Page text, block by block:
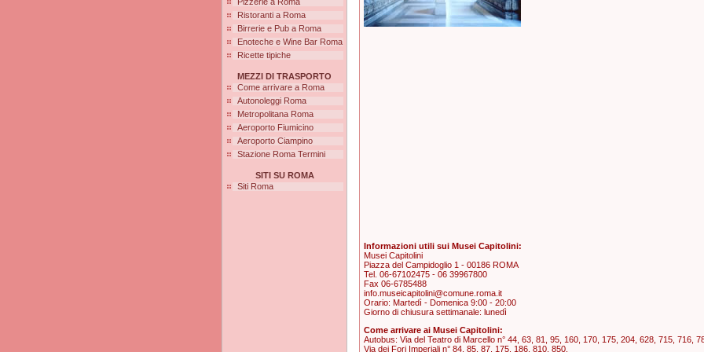
Ristoranti a Roma
Birrerie e Pub a Roma
Enoteche e Wine Bar Roma
Ricette tipiche
MEZZI DI TRASPORTO
Come arrivare a Roma
Autonoleggi Roma
Metropolitana Roma
Aeroporto Fiumicino
Aeroporto Ciampino
Stazione Roma Termini
SITI SU ROMA
Siti Roma
Informazioni utili sui Musei Capitolini:
Musei Capitolini
Piazza del Campidoglio 1 - 00186 ROMA
Tel. 06-67102475 - 06 39967800
Fax 06-6785488
info.museicapitolini@comune.roma.it
Orario: Martedì - Domenica 9:00 - 20:00
Giorno di chiusura settimanale: lunedì
Come arrivare ai Musei Capitolini:
Autobus: Via del Teatro di Marcello n° 44, 63, 81, 95, 160, 170, 175, 204, 628, 715, 716,
Via dei Fori Imperiali n° 84, 85, 87, 175, 186, 810, 850.